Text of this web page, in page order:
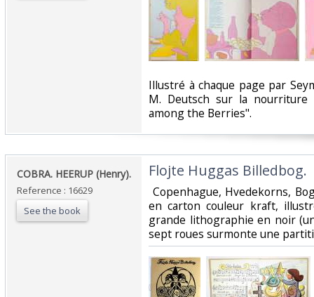
‎Illustré à chaque page par
M. Deutsch sur la
among the Berries". ‎
‎COBRA. HEERUP (Henry).‎
Reference : 16629
See the book
‎Flojte Huggas Billedbog.‎
Copenhague, Hvedekorns,
en carton couleur kraft,
grande lithographie en noir
sept roues surmonte une